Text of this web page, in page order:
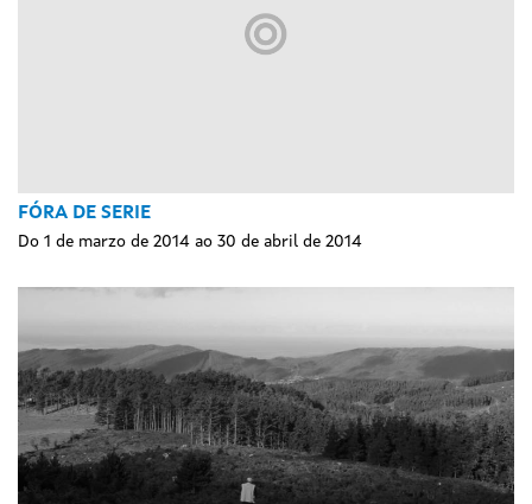
FÓRA DE SERIE
Do 1 de marzo de 2014 ao 30 de abril de 2014